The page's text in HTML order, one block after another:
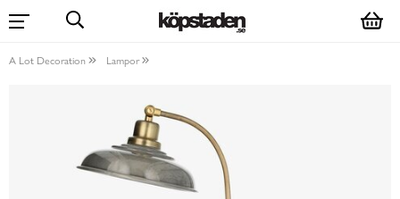
A Lot Decoration Lampor